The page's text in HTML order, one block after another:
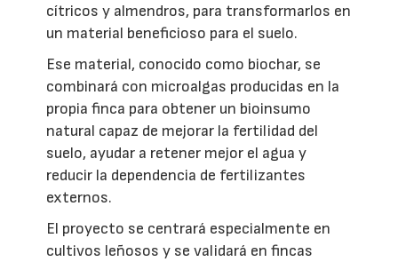
cítricos y almendros, para transformarlos en
un material beneficioso para el suelo.
Ese material, conocido como biochar, se
combinará con microalgas producidas en la
propia finca para obtener un bioinsumo
natural capaz de mejorar la fertilidad del
suelo, ayudar a retener mejor el agua y
reducir la dependencia de fertilizantes
externos.
El proyecto se centrará especialmente en
cultivos leñosos y se validará en fincas